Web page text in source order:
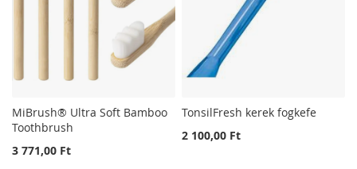
MiBrush® Ultra Soft Bamboo
Toothbrush
3 771,00 Ft
TonsilFresh kerek fogkefe
2 100,00 Ft